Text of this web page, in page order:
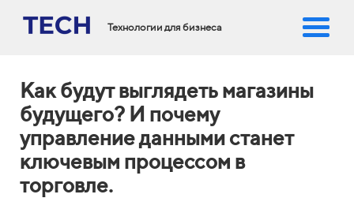
Технологии для бизнеса
Как будут выглядеть магазины
будущего? И почему
управление данными станет
ключевым процессом в
торговле.